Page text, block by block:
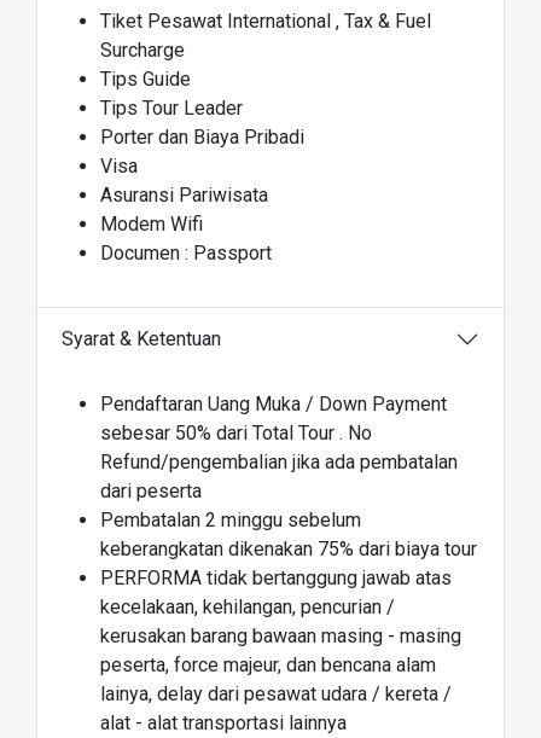
Tiket Pesawat International , Tax & Fuel
Surcharge
Tips Guide
Tips Tour Leader
Porter dan Biaya Pribadi
Visa
Asuransi Pariwisata
Modem Wifi
Documen : Passport
Syarat & Ketentuan
Pendaftaran Uang Muka / Down Payment
sebesar 50% dari Total Tour . No
Refund/pengembalian jika ada pembatalan
dari peserta
Pembatalan 2 minggu sebelum
keberangkatan dikenakan 75% dari biaya tour
PERFORMA tidak bertanggung jawab atas
kecelakaan, kehilangan, pencurian /
kerusakan barang bawaan masing - masing
peserta, force majeur, dan bencana alam
lainya, delay dari pesawat udara / kereta /
alat - alat transportasi lainnya